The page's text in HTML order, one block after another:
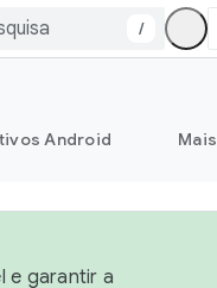
/
Android Mais
e garantir a